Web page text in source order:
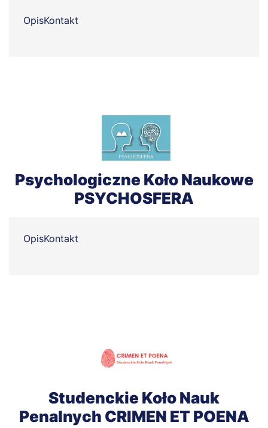
OpisKontakt
Psychologiczne Koło Naukowe
PSYCHOSFERA
OpisKontakt
Studenckie Koło Nauk
Penalnych CRIMEN ET POENA